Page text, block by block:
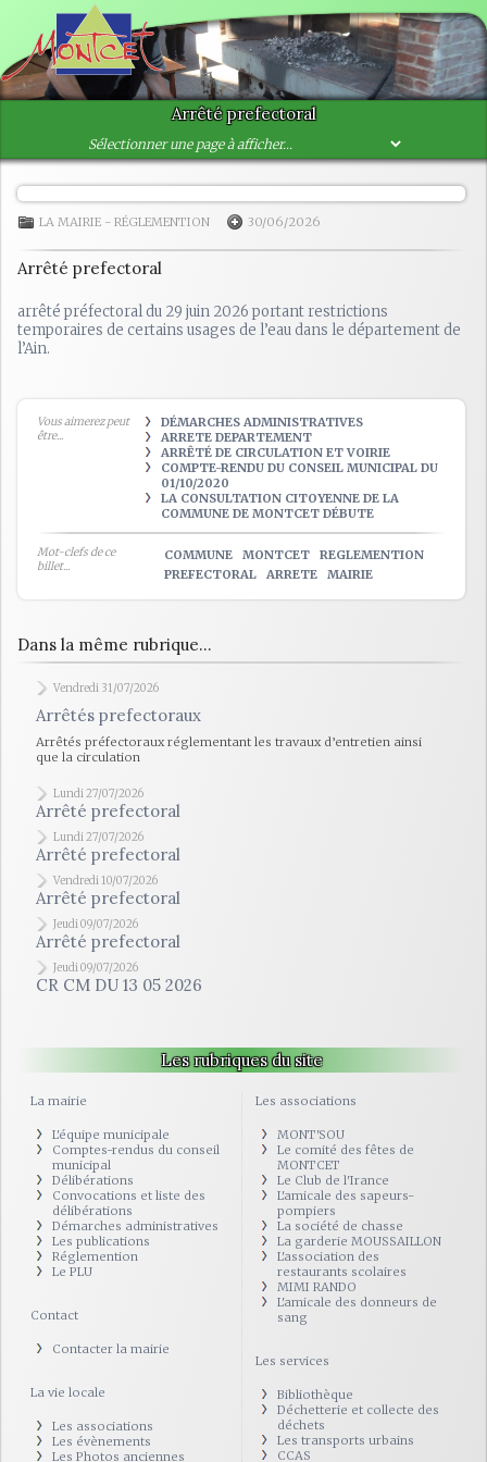
Arrêté prefectoral
LA MAIRIE - RÉGLEMENTION 30/06/2026
Arrêté prefectoral
arrêté préfectoral du 29 juin 2026 portant restrictions
temporaires de certains usages de l’eau dans le département de
l’Ain.
Vous aimerez peut
être...
DÉMARCHES ADMINISTRATIVES
ARRETE DEPARTEMENT
ARRÊTÉ DE CIRCULATION ET VOIRIE
COMPTE-RENDU DU CONSEIL MUNICIPAL DU
01/10/2020
LA CONSULTATION CITOYENNE DE LA
COMMUNE DE MONTCET DÉBUTE
Mot-clefs de ce
billet...
COMMUNE MONTCET
REGLEMENTION
PREFECTORAL
ARRETE MAIRIE
Dans la même rubrique...
Vendredi 31/07/2026
Arrêtés prefectoraux
Arrêtés préfectoraux réglementant les travaux d’entretien ainsi
que la circulation
Lundi 27/07/2026
Arrêté prefectoral
Lundi 27/07/2026
Arrêté prefectoral
Vendredi 10/07/2026
Arrêté prefectoral
Jeudi 09/07/2026
Arrêté prefectoral
Jeudi 09/07/2026
CR CM DU 13 05 2026
Les rubriques du site
La mairie
L'équipe municipale
Comptes-rendus du conseil
municipal
Délibérations
Convocations et liste des
délibérations
Démarches administratives
Les publications
Réglemention
Le PLU
Contact
Contacter la mairie
La vie locale
Les associations
Les évènements
Les Photos anciennes
Les associations
MONT'SOU
Le comité des fêtes de
MONTCET
Le Club de l'Irance
L'amicale des sapeurs-
pompiers
La société de chasse
La garderie MOUSSAILLON
L'association des
restaurants scolaires
MIMI RANDO
L'amicale des donneurs de
sang
Les services
Bibliothèque
Déchetterie et collecte des
déchets
Les transports urbains
CCAS